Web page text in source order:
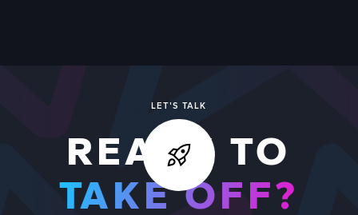
LET'S TALK
READY TO
TAKE OFF?